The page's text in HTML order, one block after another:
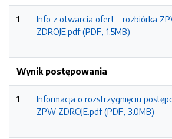
1
Info z otwarcia ofert - rozbiórka
ZDROJE.pdf (PDF, 1.5MB)
Wynik postępowania
1
Informacja o rozstrzygnięciu
ZPW ZDROJE.pdf (PDF, 3.0MB)